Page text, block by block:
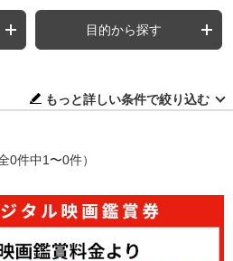
目的から探す
もっと詳しい条件で絞り込む
全0件中1〜0件）